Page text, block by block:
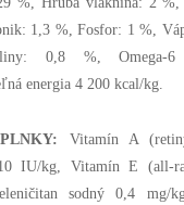
1,3 %, Fosfor: 1 %,
0,8 %, Omega-6
energia 4 200 kcal/kg.
Vitamín A
IU/kg, Vitamín E (all-
sodný 0,4 mg/